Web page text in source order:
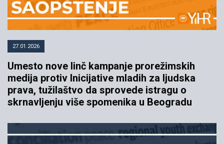
27.01.2026
Umesto nove linč kampanje prorežimskih
medija protiv Inicijative mladih za ljudska
prava, tužilaštvo da sprovede istragu o
skrnavljenju više spomenika u Beogradu